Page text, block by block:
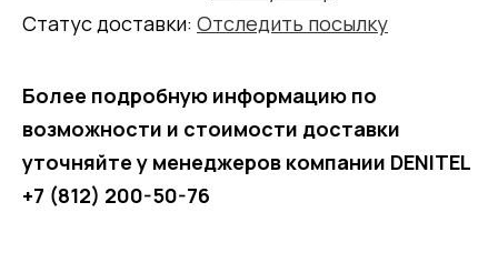
Статус доставки: Отследить посылку
Более подробную информацию по
возможности и стоимости доставки
уточняйте у менеджеров компании DENITEL
+7 (812) 200-50-76